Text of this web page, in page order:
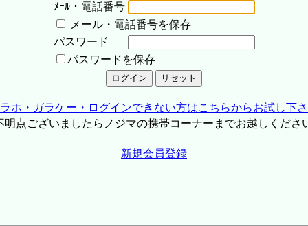
ﾒｰﾙ・電話番号
メール・電話番号を保存
パスワード
パスワードを保存
ホ・ガラケー・ログインできない方はこちらからお試し下
点ございましたらノジマの携帯コーナーまでお越しくださ
新規会員登録